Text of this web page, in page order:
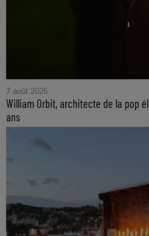
7 août 2026
William Orbit, architecte de la pop
ans